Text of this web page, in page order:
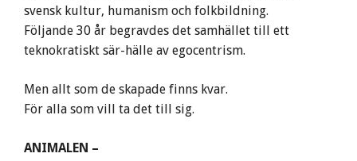
svensk kultur, humanism och folkbildning.
Följande 30 år begravdes det samhället till ett
teknokratiskt sär-hälle av egocentrism.
Men allt som de skapade finns kvar.
För alla som vill ta det till sig.
ANIMALEN –